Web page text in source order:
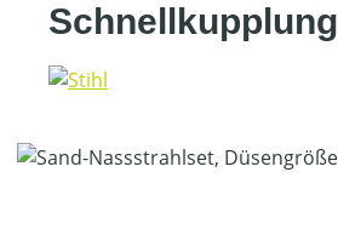
Schnellkupplung
Bildergalerie überspringen